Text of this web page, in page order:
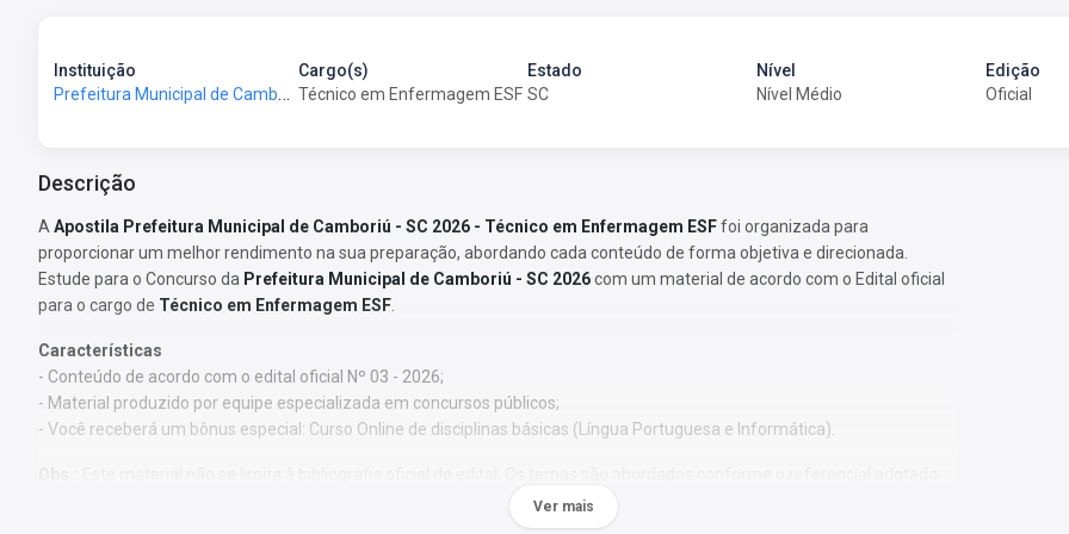
Instituição
Prefeitura Municipal de Camboriú - SC - Prefeitura de Camboriú - SC
Cargo(s)
Técnico em Enfermagem ESF
Estado
SC
Nível
Nível Médio
Edição
Oficial
Descrição
A Apostila Prefeitura Municipal de Camboriú - SC 2026 - Técnico em Enfermagem ESFfoi organizada para
proporcionar um melhor rendimento na sua preparação, abordando cada conteúdo de forma objetiva e direcionada.
Estude para o Concurso da Prefeitura Municipal de Camboriú - SC 2026com um material de acordo com o Edital oficial
para o cargo de Técnico em Enfermagem ESF
Características
- Conteúdo de acordo com o edital oficial Nº 03 - 2026;
- Material produzido por equipe especializada em concursos públicos;
- Você receberá um bônus especial: Curso Online de disciplinas básicas (Língua Portuguesa e Informática).
Ver mais